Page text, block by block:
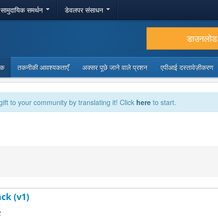
सामुदायिक समर्थन डेवलपर संसाधन
डाउनलोड
तकनीकी आवश्यकताएँ अक्सर पूछे जाने वाले प्रशन एपीआई दस्तावेज़ीकरण
to your community by translating it! Click here to start.
(v1)